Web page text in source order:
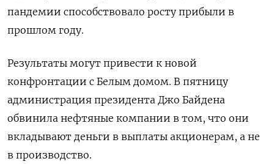
пандемии способствовало росту прибыли в
прошлом году.
Результаты могут привести к новой
конфронтации с Белым домом. В пятницу
администрация президента Джо Байдена
обвинила нефтяные компании в том, что они
вкладывают деньги в выплаты акционерам, а не
в производство.